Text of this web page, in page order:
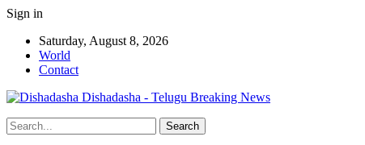
Sign in
Saturday, August 8, 2026
World
Contact
Dishadasha - Telugu Breaking News